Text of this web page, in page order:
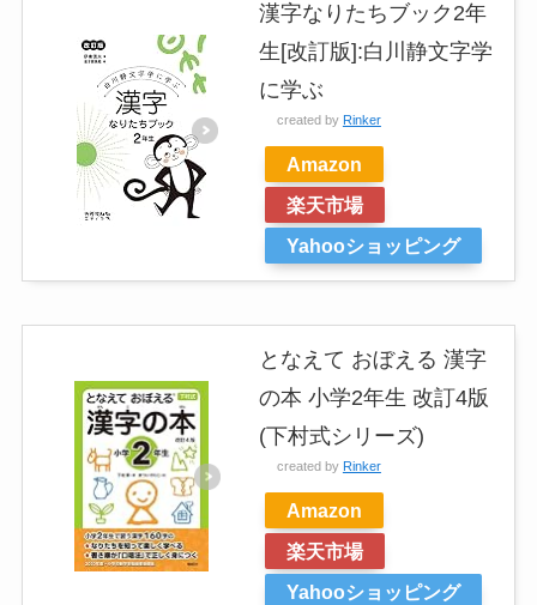
漢字なりたちブック2年
生[改訂版]:白川静文字学
に学ぶ
created by Rinker
Amazon
楽天市場
Yahooショッピング
となえて おぼえる 漢字
の本 小学2年生 改訂4版
(下村式シリーズ)
created by Rinker
Amazon
楽天市場
Yahooショッピング